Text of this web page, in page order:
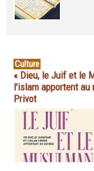
Culture
« Dieu, le Juif et le
l'islam apportent au
Privot